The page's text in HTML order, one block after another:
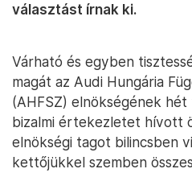
választást írnak ki.
Várható és egyben
magát az Audi Hungária
(AHFSZ) elnökségének
bizalmi értekezletet hívott
elnökségi tagot bilincsben
kettőjükkel szemben